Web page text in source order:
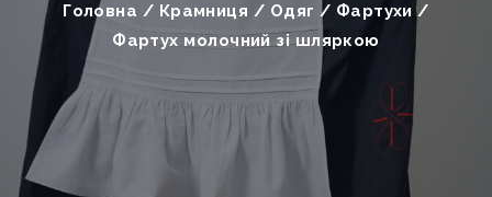
Головна / Крамниця / Одяг / Фартухи /
Фартух молочний зі шляркою